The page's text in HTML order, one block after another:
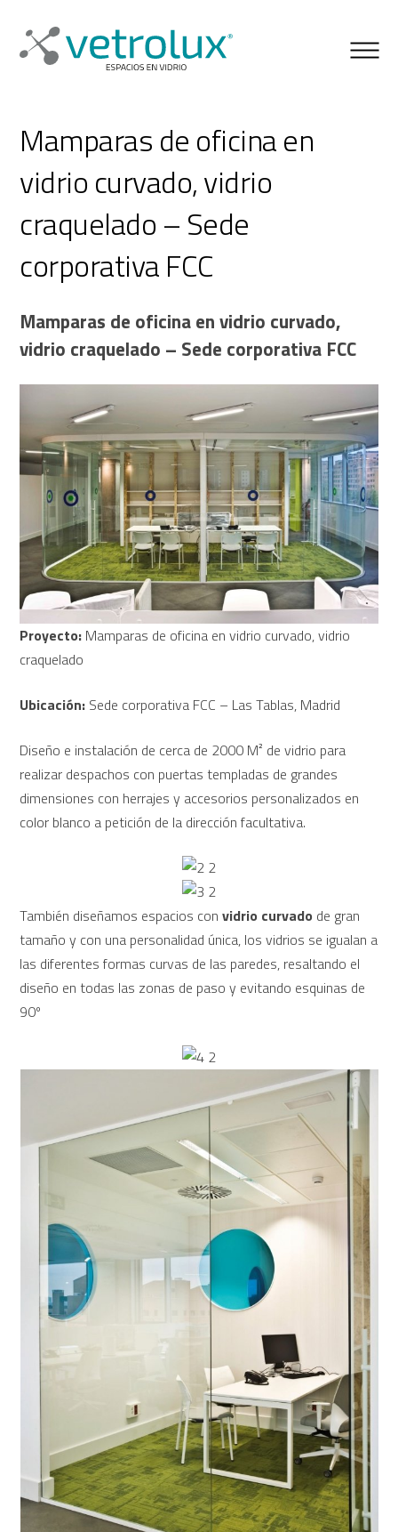
Mamparas de oficina en
vidrio curvado, vidrio
craquelado – Sede
corporativa FCC
Mamparas de oficina en vidrio curvado,
vidrio craquelado – Sede corporativa FCC
Proyecto: Mamparas de oficina en vidrio curvado, vidrio
craquelado
Ubicación: Sede corporativa FCC – Las Tablas, Madrid
Diseño e instalación de cerca de 2000 M² de vidrio para
realizar despachos con puertas templadas de grandes
dimensiones con herrajes y accesorios personalizados en
color blanco a petición de la dirección facultativa.
También diseñamos espacios convidrio curvado de gran
tamaño y con una personalidad única, los vidrios se igualan a
las diferentes formas curvas de las paredes, resaltando el
diseño en todas las zonas de paso y evitando esquinas de
90º